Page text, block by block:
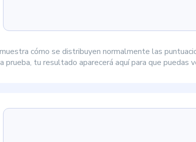
cómo se distribuyen normalmente las
prueba, tu resultado aparecerá aquí para que puedas